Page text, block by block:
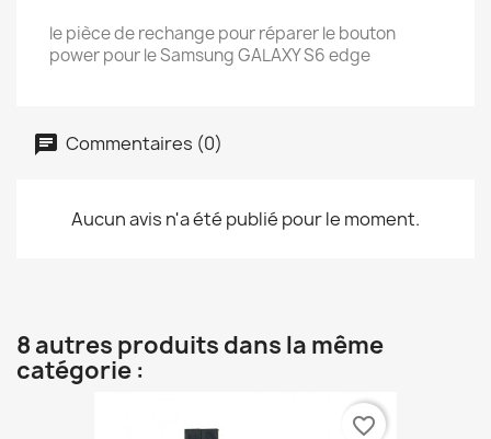
le pièce de rechange pour réparer le bouton
power pour le Samsung GALAXY S6 edge
Commentaires (0)
Aucun avis n'a été publié pour le moment.
8 autres produits dans la même
catégorie :
favorite_border